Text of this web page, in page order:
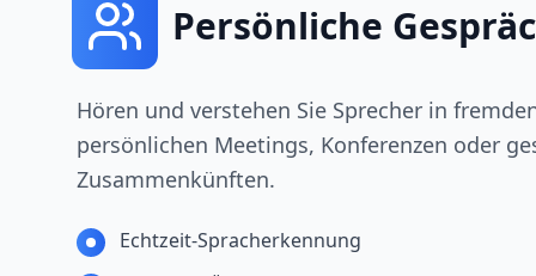
Persönliche
Hören und verstehen Sie Sprecher in
persönlichen Meetings, Konferenzen oder
Zusammenkünften.
Echtzeit-Spracherkennung